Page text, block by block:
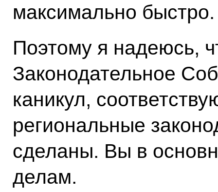
максимально быстро.
Поэтому я надеюсь,
Законодательное
каникул,
региональные
сделаны. Вы в
делам.